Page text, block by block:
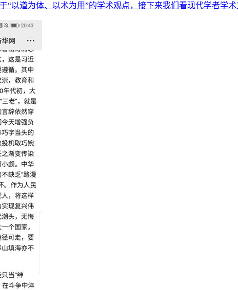
以道为体、以术为用”的学术观点，接下来我们看现代学者学术